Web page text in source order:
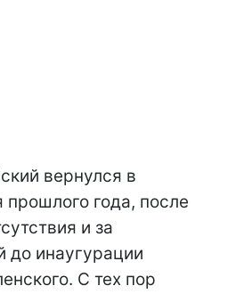
вернулся в
прошлого года, после
и за
до инаугурации
С тех пор